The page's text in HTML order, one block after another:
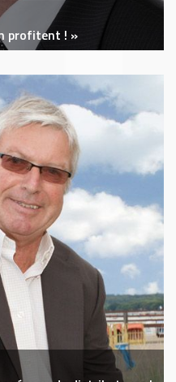
profitent ! »